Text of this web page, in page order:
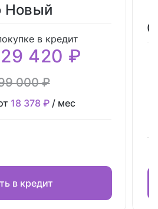
Новый
в кредит
420 ₽
000 ₽
18 378 ₽/ мес
в кредит